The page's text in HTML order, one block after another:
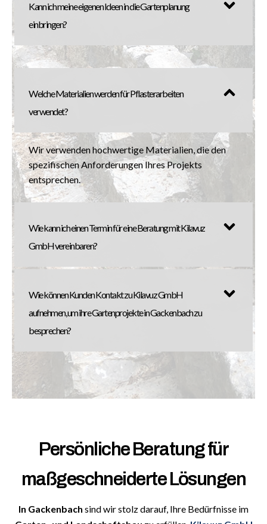
Kann ich meine eigenen Ideen in die Gartenplanung
einbringen?
Welche Materialien werden für Pflasterarbeiten
verwendet?
Wir verwenden hochwertige Materialien, die den
spezifischen Anforderungen Ihres Projekts
entsprechen.
Wie kann ich einen Termin für eine Beratung mit Kilavuz
GmbH vereinbaren?
Wie können Kunden Kontakt zu Kilavuz GmbH
aufnehmen, um ihre Gartenprojekte in Gackenbach zu
besprechen?
Persönliche Beratung für
maßgeschneiderte Lösungen
In Gackenbach sind wir stolz darauf, Ihre Bedürfnisse im